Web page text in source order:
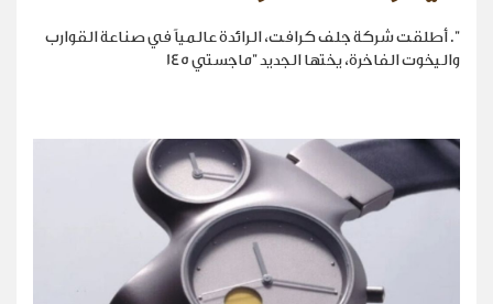
". أطلقت شركة جلف كرافت، الرائدة عالمياً في صناعة القوارب
واليخوت الفاخرة، يختها الجديد "ماجستي 145